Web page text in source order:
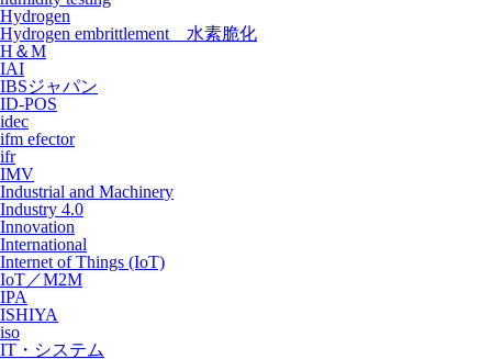
Hydrogen
Hydrogen embrittlement 水素脆化
H＆M
IAI
IBSジャパン
ID-POS
idec
ifm efector
ifr
IMV
Industrial and Machinery
Industry 4.0
Innovation
International
Internet of Things (IoT)
IoT／M2M
IPA
ISHIYA
iso
IT・システム